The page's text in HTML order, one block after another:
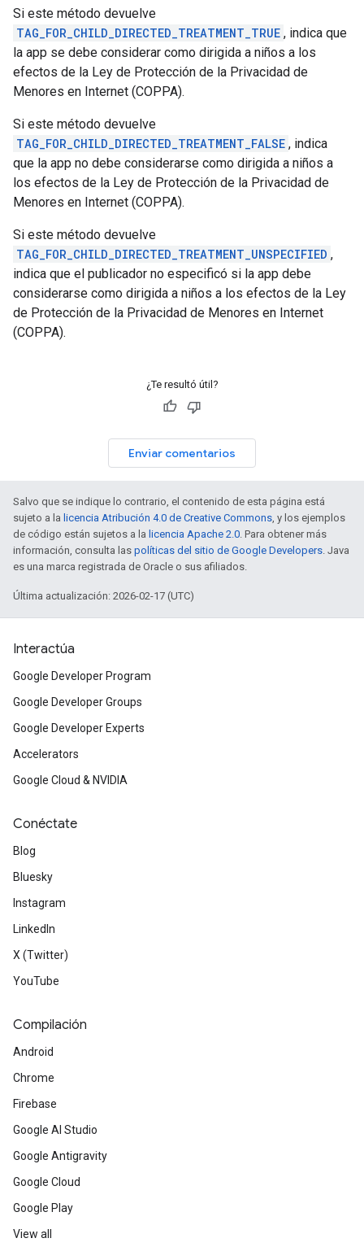
Si este método devuelve
TAG_FOR_CHILD_DIRECTED_TREATMENT_TRUE , indica que
la app se debe considerar como dirigida a niños a los
efectos de la Ley de Protección de la Privacidad de
Menores en Internet (COPPA).
Si este método devuelve
TAG_FOR_CHILD_DIRECTED_TREATMENT_FALSE , indica
que la app no debe considerarse como dirigida a niños a
los efectos de la Ley de Protección de la Privacidad de
Menores en Internet (COPPA).
Si este método devuelve
TAG_FOR_CHILD_DIRECTED_TREATMENT_UNSPECIFIED ,
indica que el publicador no especificó si la app debe
considerarse como dirigida a niños a los efectos de la Ley
de Protección de la Privacidad de Menores en Internet
(COPPA).
¿Te resultó útil?
Enviar comentarios
Salvo que se indique lo contrario, el contenido de esta página está
sujeto a la licencia Atribución 4.0 de Creative Commons, y los ejemplos
de código están sujetos a la licencia Apache 2.0. Para obtener más
información, consulta las políticas del sitio de Google Developers. Java
es una marca registrada de Oracle o sus afiliados.
Última actualización: 2026-02-17 (UTC)
Interactúa
Google Developer Program
Google Developer Groups
Google Developer Experts
Accelerators
Google Cloud & NVIDIA
Conéctate
Blog
Bluesky
Instagram
LinkedIn
X (Twitter)
YouTube
Compilación
Android
Chrome
Firebase
Google AI Studio
Google Antigravity
Google Cloud
Google Play
View all